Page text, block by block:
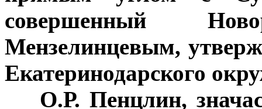
совершенный
Мензелинцевым,
Екатеринодарского
О.Р. Пенцлин,